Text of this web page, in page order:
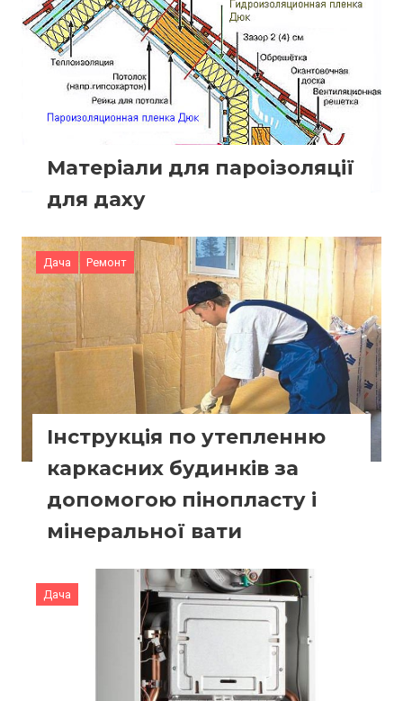
Матеріали для пароізоляції
для даху
Дача Ремонт
Інструкція по утепленню
каркасних будинків за
допомогою пінопласту і
мінеральної вати
Дача